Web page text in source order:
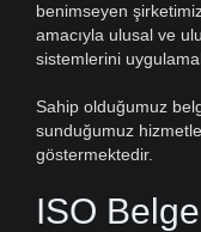
benimseyen
amacıyla ulusal ve
sistemlerini
Sahip olduğumuz
sunduğumuz
göstermektedir.
ISO